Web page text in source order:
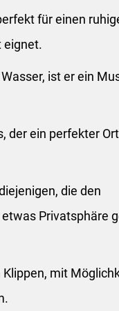
für einen
eignet.
ist er ein
der ein perfekter
die den
Privatsphäre
mit